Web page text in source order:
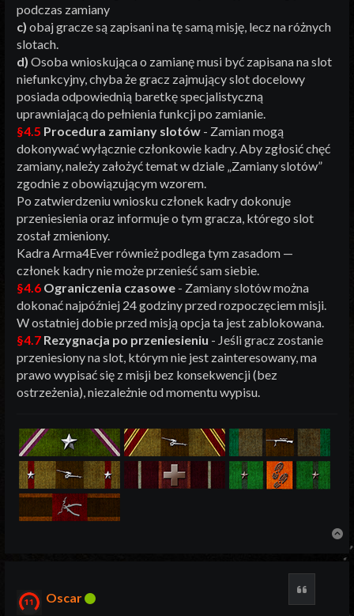
podczas zamiany
c) obaj gracze są zapisani na tę samą misję, lecz na różnych
slotach.
d) Osoba wnioskująca o zamianę musi być zapisana na slot
niefunkcyjny, chyba że gracz zajmujący slot docelowy
posiada odpowiednią baretkę specjalistyczną
uprawniającą do pełnienia funkcji po zamianie.
§4.5 Procedura zamiany slotów - Zamian mogą
dokonywać wyłącznie członkowie kadry. Aby zgłosić chęć
zamiany, należy założyć temat w dziale „Zamiany slotów”
zgodnie z obowiązującym wzorem.
Po zatwierdzeniu wniosku członek kadry dokonuje
przeniesienia oraz informuje o tym gracza, którego slot
został zmieniony.
Kadra Arma4Ever również podlega tym zasadom —
członek kadry nie może przenieść sam siebie.
§4.6 Ograniczenia czasowe - Zamiany slotów można
dokonać najpóźniej 24 godziny przed rozpoczęciem misji.
W ostatniej dobie przed misją opcja ta jest zablokowana.
§4.7 Rezygnacja po przeniesieniu - Jeśli gracz zostanie
przeniesiony na slot, którym nie jest zainteresowany, ma
prawo wypisać się z misji bez konsekwencji (bez
ostrzeżenia), niezależnie od momentu wypisu.
Oscar